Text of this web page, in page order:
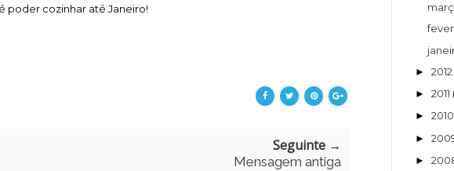
poder cozinhar até Janeiro!
Seguinte →
Mensagem antiga
► 2012
► 2011
► 2010
►
►